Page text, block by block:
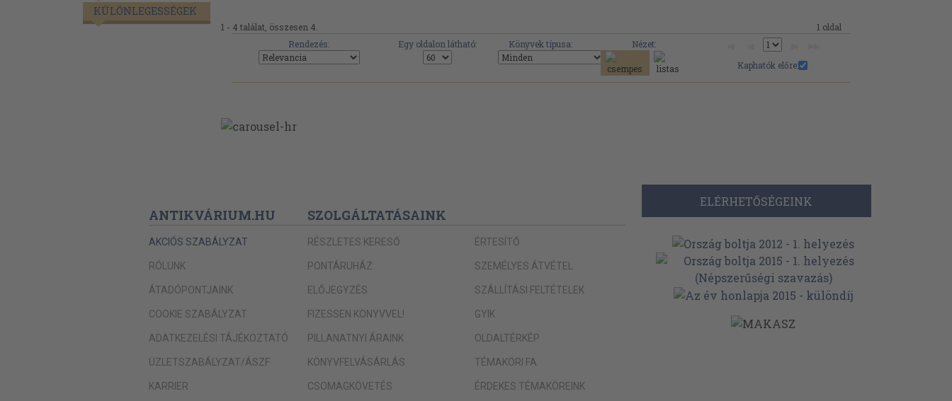
KÜLÖNLEGESSÉGEK
1 - 4 találat, összesen 4.
1 oldal
Rendezés:
Egy oldalon látható: Könyvek típusa:
Nézet:
Kaphatók előre:
ANTIKVÁRIUM.HU
AKCIÓS SZABÁLYZAT
RÓLUNK
ÁTADÓPONTJAINK
COOKIE SZABÁLYZAT
ADATKEZELÉSI TÁJÉKOZTATÓ
ÜZLETSZABÁLYZAT/ÁSZF
KARRIER
SZOLGÁLTATÁSAINK
RÉSZLETES KERESŐ
PONTÁRUHÁZ
ELŐJEGYZÉS
FIZESSEN KÖNYVVEL!
PILLANATNYI ÁRAINK
KÖNYVFELVÁSÁRLÁS
CSOMAGKÖVETÉS
ÉRTESÍTŐ
SZEMÉLYES ÁTVÉTEL
SZÁLLÍTÁSI FELTÉTELEK
GYIK
OLDALTÉRKÉP
TÉMAKÖRI FA
ÉRDEKES TÉMAKÖREINK
ELÉRHETŐSÉGEINK